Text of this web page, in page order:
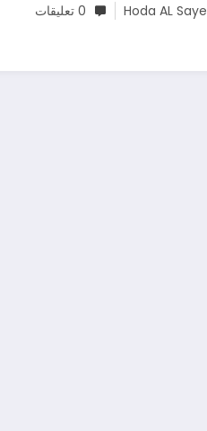
Hoda AL 0 تعليقات